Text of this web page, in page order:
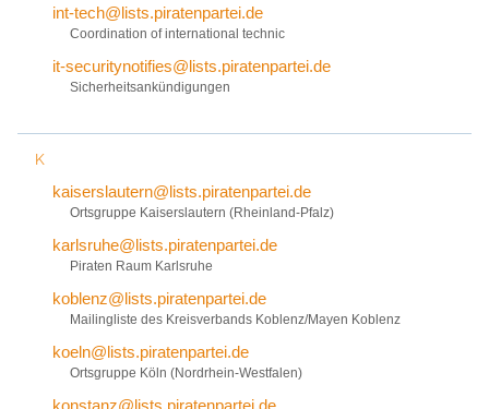
int-tech@lists.piratenpartei.de
Coordination of international technic
it-securitynotifies@lists.piratenpartei.de
Sicherheitsankündigungen
K
kaiserslautern@lists.piratenpartei.de
Ortsgruppe Kaiserslautern (Rheinland-Pfalz)
karlsruhe@lists.piratenpartei.de
Piraten Raum Karlsruhe
koblenz@lists.piratenpartei.de
Mailingliste des Kreisverbands Koblenz/Mayen Koblenz
koeln@lists.piratenpartei.de
Ortsgruppe Köln (Nordrhein-Westfalen)
konstanz@lists.piratenpartei.de